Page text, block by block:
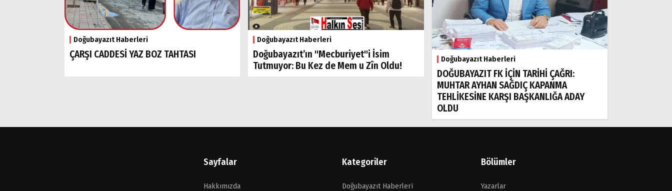
Doğubayazıt Haberleri
ÇARŞI CADDESİ YAZ BOZ TAHTASI
Doğubayazıt Haberleri
Doğubayazıt’ın "Mecburiyet"i İsim
Tutmuyor: Bu Kez de Mem u Zîn Oldu!
Doğubayazıt Haberleri
DOĞUBAYAZIT FK İÇİN TARİHİ ÇAĞRI:
MUHTAR AYHAN SAĞDIÇ KAPANMA
TEHLİKESİNE KARŞI BAŞKANLIĞA ADAY
OLDU
Sayfalar
Hakkımızda
Kategoriler
Doğubayazıt Haberleri
Bölümler
Yazarlar